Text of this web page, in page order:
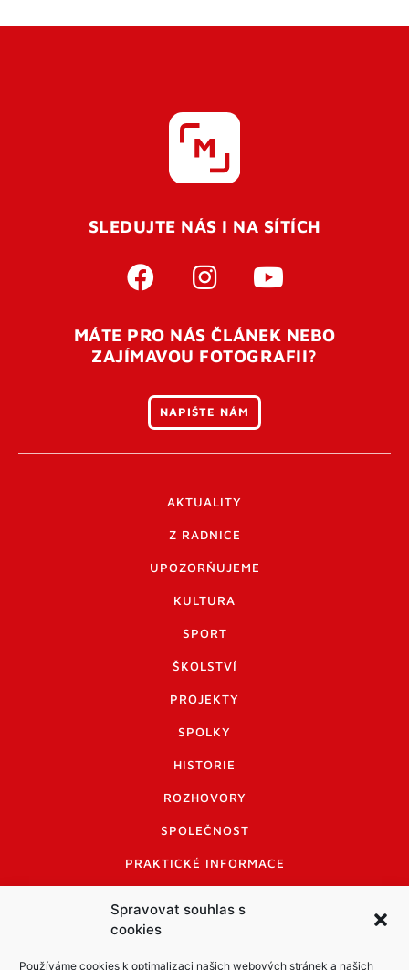
Spravovat souhlas s
cookies
Používáme cookies k optimalizaci našich webových stránek a našich
SLEDUJTE NÁS I NA SÍTÍCH
MÁTE PRO NÁS ČLÁNEK NEBO
ZAJÍMAVOU FOTOGRAFII?
NAPIŠTE NÁM
AKTUALITY
Z RADNICE
UPOZORŇUJEME
KULTURA
SPORT
ŠKOLSTVÍ
PROJEKTY
SPOLKY
HISTORIE
ROZHOVORY
SPOLEČNOST
PRAKTICKÉ INFORMACE
INFORMACE A KODEX DISKUTUJÍCÍCH
LOGO A LOGO MANUÁL